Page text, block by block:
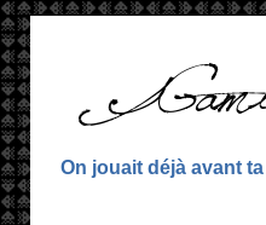
On jouait déjà avant